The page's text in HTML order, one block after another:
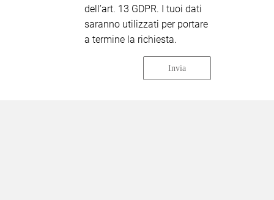
dell’art. 13 GDPR. I tuoi dati
saranno utilizzati per portare
a termine la richiesta.